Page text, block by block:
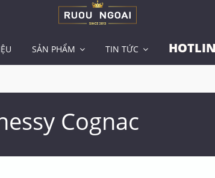
SẢN PHẨM TIN TỨC
Cognac